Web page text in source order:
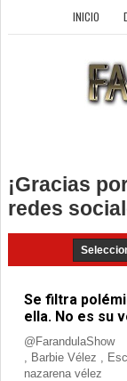
INICIO
¡Gracias
redes
Se filtra
ella. No es su
@FarandulaShow
Barbie Vélez
nazarena vélez